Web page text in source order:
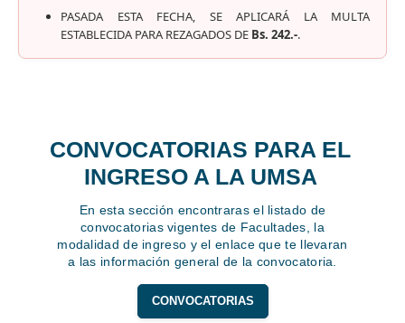
PASADA ESTA FECHA, SE APLICARÁ LA MULTA
ESTABLECIDA PARA REZAGADOS DE Bs. 242.-.
CONVOCATORIAS PARA EL
INGRESO A LA UMSA
En esta sección encontraras el listado de
convocatorias vigentes de Facultades, la
modalidad de ingreso y el enlace que te llevaran
a las información general de la convocatoria.
CONVOCATORIAS